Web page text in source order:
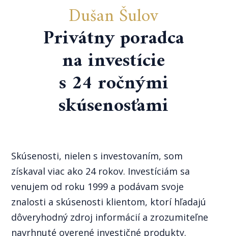
Dušan Šulov
Privátny poradca
na investície
s 24 ročnými
skúsenosťami
Skúsenosti, nielen s investovaním, som
získaval viac ako 24 rokov. Investíciám sa
venujem od roku 1999 a podávam svoje
znalosti a skúsenosti klientom, ktorí hľadajú
dôveryhodný zdroj informácií a zrozumiteľne
navrhnuté overené investičné produkty.